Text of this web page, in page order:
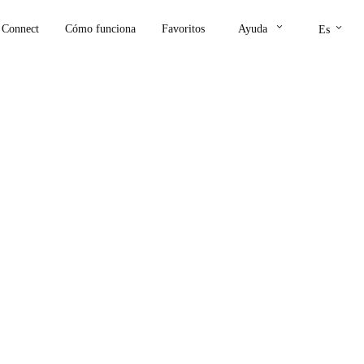
Connect Cómo funciona Favoritos Ayuda keyboard_arrow_down Es keyboard_arrow_down